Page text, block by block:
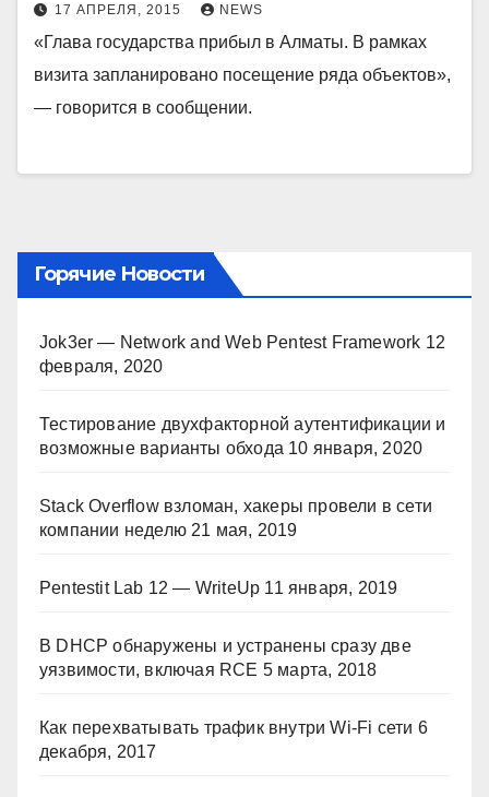
17 АПРЕЛЯ, 2015 NEWS
«Глава государства прибыл в Алматы. В рамках
визита запланировано посещение ряда объектов»,
— говорится в сообщении.
Горячие Новости
Jok3er — Network and Web Pentest Framework 12
февраля, 2020
Тестирование двухфакторной аутентификации и
возможные варианты обхода 10 января, 2020
Stack Overflow взломан, хакеры провели в сети
компании неделю 21 мая, 2019
Pentestit Lab 12 — WriteUp 11 января, 2019
В DHCP обнаружены и устранены сразу две
уязвимости, включая RCE 5 марта, 2018
Как перехватывать трафик внутри Wi-Fi сети 6
декабря, 2017